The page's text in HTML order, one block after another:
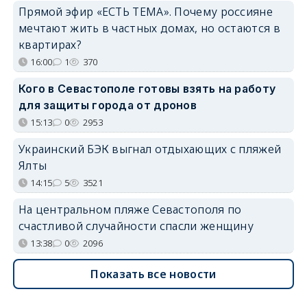
Прямой эфир «ЕСТЬ ТЕМА». Почему россияне
мечтают жить в частных домах, но остаются в
квартирах?
16:00 1 370
Кого в Севастополе готовы взять на работу
для защиты города от дронов
15:13 0 2953
Украинский БЭК выгнал отдыхающих с пляжей
Ялты
14:15 5 3521
На центральном пляже Севастополя по
счастливой случайности спасли женщину
13:38 0 2096
Показать все новости